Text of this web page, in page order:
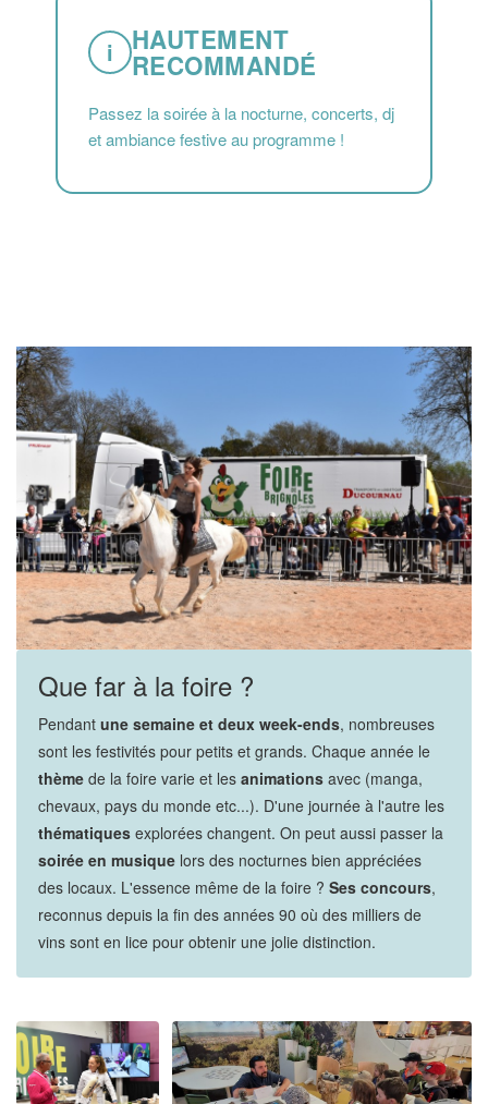
i HAUTEMENT
RECOMMANDÉ
Passez la soirée à la nocturne, concerts, dj
et ambiance festive au programme !
Que far à la foire ?
Pendant une semaine et deux week-ends, nombreuses
sont les festivités pour petits et grands. Chaque année le
thème de la foire varie et les animations avec (manga,
chevaux, pays du monde etc...). D'une journée à l'autre les
thématiques explorées changent. On peut aussi passer la
soirée en musique lors des nocturnes bien appréciées
des locaux. L'essence même de la foire ? Ses concours,
reconnus depuis la fin des années 90 où des milliers de
vins sont en lice pour obtenir une jolie distinction.